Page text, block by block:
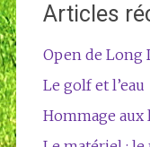
Articles
Open de Long
Le golf et l’eau
Hommage aux